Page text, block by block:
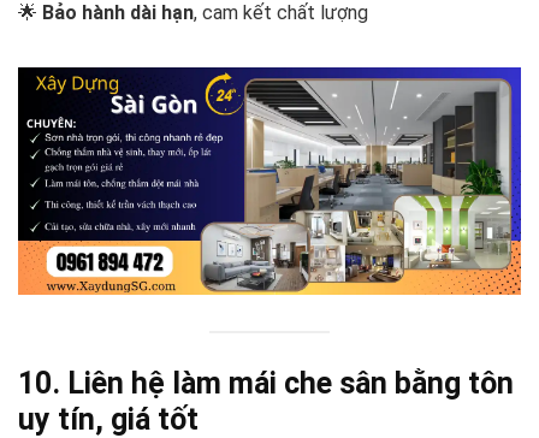
🌟 Bảo hành dài hạn, cam kết chất lượng
10. Liên hệ làm mái che sân bằng tôn
uy tín, giá tốt